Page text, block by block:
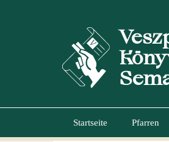
Startseite Pfarren